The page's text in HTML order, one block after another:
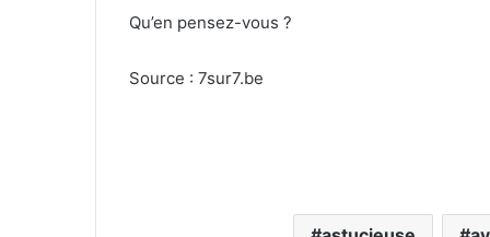
Qu’en pensez-vous ?
Source : 7sur7.be